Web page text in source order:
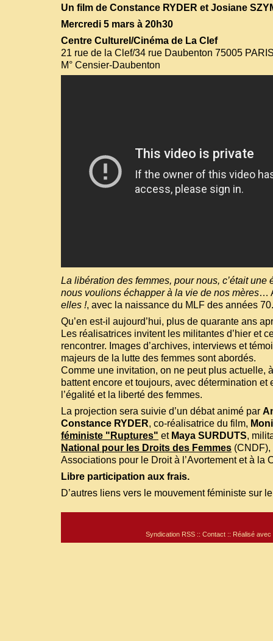
Un film de Constance RYDER et Josiane
Mercredi 5 mars à 20h30
Centre Culturel/Cinéma de La Clef
21 rue de la Clef/34 rue Daubenton 75005
M° Censier-Daubenton
La libération des femmes, pour nous, c’était une
nous voulions échapper à la vie de nos mères…
elles !, avec la naissance du MLF des années 70.
Qu’en est-il aujourd’hui, plus de quarante ans
Les réalisatrices invitent les militantes d’hier et
rencontrer. Images d’archives, interviews et
majeurs de la lutte des femmes sont abordés.
Comme une invitation, on ne peut plus actuelle,
battent encore et toujours, avec détermination et
l’égalité et la liberté des femmes.
La projection sera suivie d’un débat animé par
Constance RYDER, co-réalisatrice du film,
féministe "Ruptures" et Maya SURDUTS,
National pour les Droits des Femmes
Associations pour le Droit à l’Avortement et à la
Libre participation aux frais.
D’autres liens vers le mouvement féministe sur le
Syndication RSS :: Contact :: Réalisé avec